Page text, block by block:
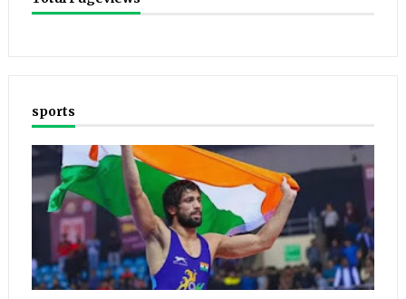
sports